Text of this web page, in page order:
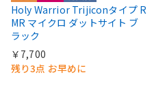
Holy Warrior Trijiconタイプ R
MR マイクロ ダットサイト ブ
ラック
￥7,700
残り3点 お早めに